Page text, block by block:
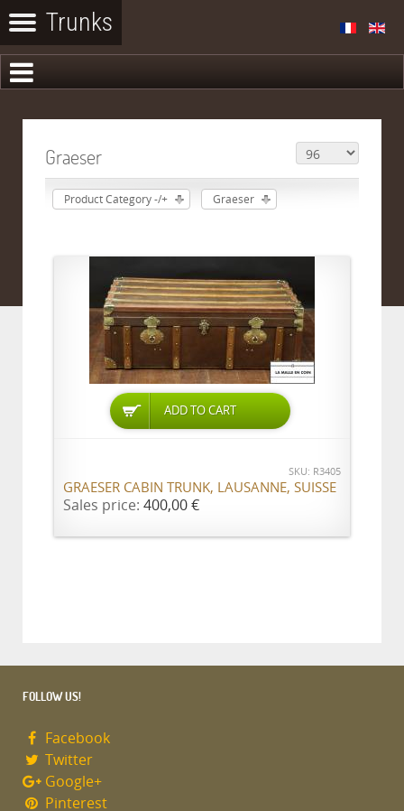
Graeser
Product Category -/+ Graeser
ADD TO CART
SKU: R3405
GRAESER CABIN TRUNK, LAUSANNE, SUISSE
Sales price: 400,00 €
FOLLOW US!
Facebook
Twitter
Google+
Pinterest